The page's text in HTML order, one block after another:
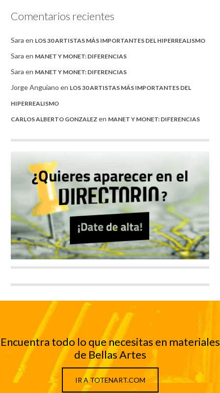
Comentarios recientes
Sara en LOS 30 ARTISTAS MÁS IMPORTANTES DEL HIPERREALISMO
Sara en MANET Y MONET: DIFERENCIAS
Sara en MANET Y MONET: DIFERENCIAS
Jorge Anguiano en LOS 30 ARTISTAS MÁS IMPORTANTES DEL
HIPERREALISMO
CARLOS ALBERTO GONZALEZ en MANET Y MONET: DIFERENCIAS
Encuentra todo lo que necesitas en materiales
de Bellas Artes
IR A TOTENART.COM